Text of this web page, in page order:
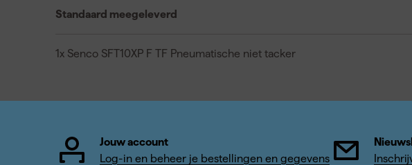
Standaard meegeleverd
1x Senco SFT10XP F TF Pneumatische niet tacker
Jouw account
Log-in en beheer je bestellingen en gegevens